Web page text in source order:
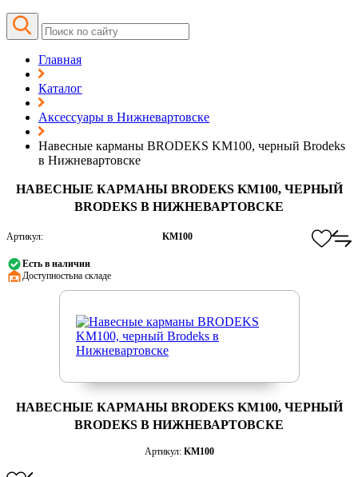
Главная
Каталог
Аксессуары в Нижневартовске
Навесные карманы BRODEKS KM100, черный Brodeks
в Нижневартовске
НАВЕСНЫЕ КАРМАНЫ BRODEKS KM100, ЧЕРНЫЙ
BRODEKS В НИЖНЕВАРТОВСКЕ
Артикул: KM100
Есть в наличии
Доступность:на складе
НАВЕСНЫЕ КАРМАНЫ BRODEKS KM100, ЧЕРНЫЙ
BRODEKS В НИЖНЕВАРТОВСКЕ
Артикул: KM100